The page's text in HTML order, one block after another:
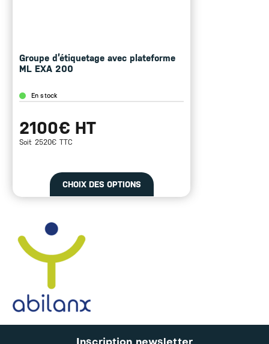
Groupe d’étiquetage avec plateforme
ML EXA 200
En stock
2100€ HT
Soit 2520€ TTC
CHOIX DES OPTIONS